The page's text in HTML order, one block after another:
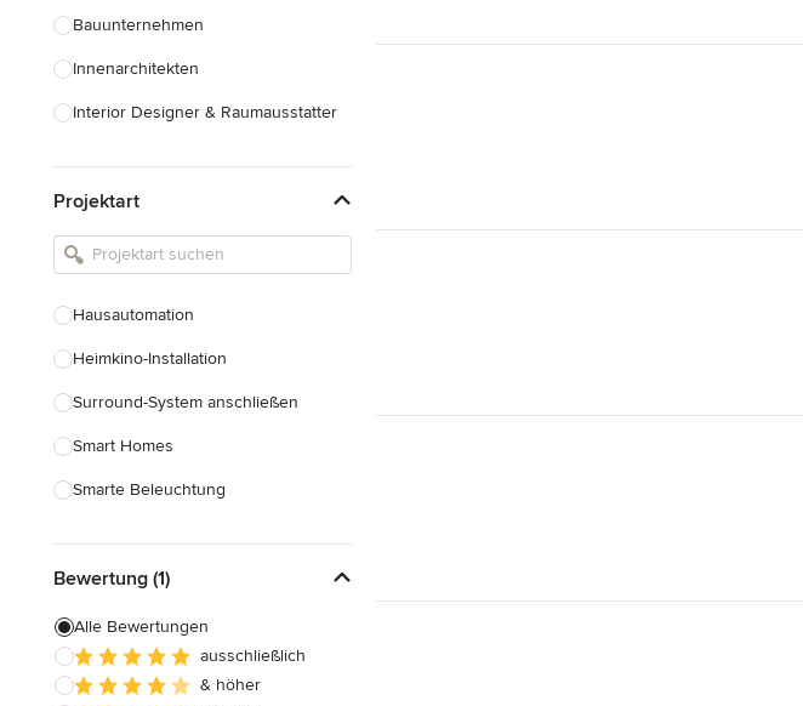
Bauunternehmen
Innenarchitekten
Interior Designer & Raumausstatter
Landschaftsarchitekten
Armaturen & Sanitärbedarf
Projektart
Hausautomation
Heimkino-Installation
Surround-System anschließen
Smart Homes
Smarte Beleuchtung
Alle anzeigen
Bewertung (1)
Alle Bewertungen
ausschließlich
& höher